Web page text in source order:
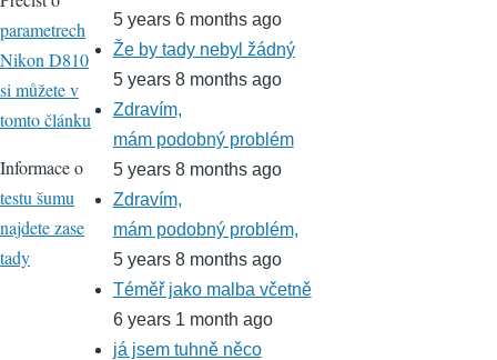
parametrech
Nikon D810
si můžete v
tomto článku
Informace o
testu šumu
najdete zase
tady
5 years 6 months ago
Že by tady nebyl žádný
5 years 8 months ago
Zdravím,
mám podobný problém
5 years 8 months ago
Zdravím,
mám podobný problém,
5 years 8 months ago
Téměř jako malba včetně
6 years 1 month ago
já jsem tuhně něco